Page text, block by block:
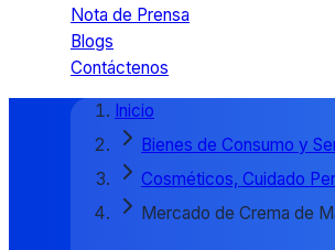
Nota de Prensa
Blogs
Contáctenos
Inicio
Bienes de Consumo y
Cosméticos, Cuidado
Mercado de Crema de